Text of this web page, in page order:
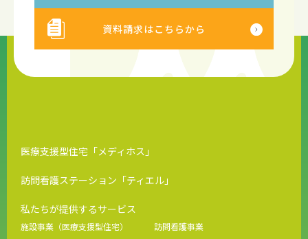
資料請求はこちらから
医療支援型住宅「メディホス」
訪問看護ステーション「ティエル」
私たちが提供するサービス
施設事業（医療支援型住宅）
訪問看護事業